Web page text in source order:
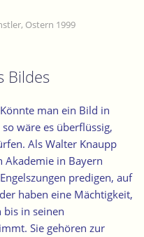
Ostern 1999
Bildes
man ein Bild in
wäre es überflüssig,
Als Walter Knaupp
Akademie in Bayern
predigen, auf
haben eine Mächtigkeit,
bis in seinen
Sie gehören zur